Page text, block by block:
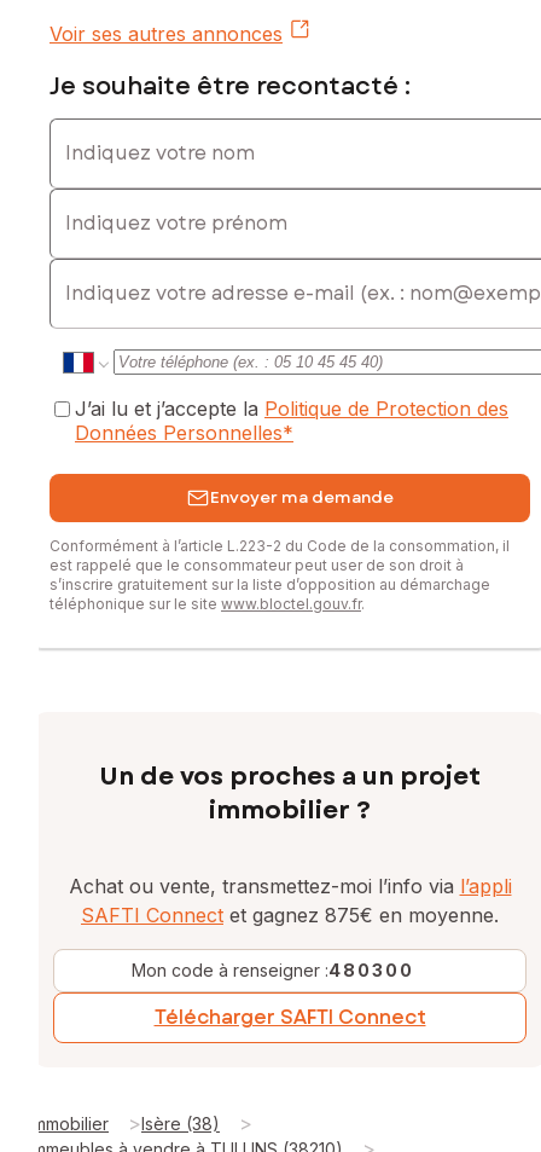
Voir ses autres annonces
Je souhaite être recontacté :
Indiquez votre nom
Indiquez votre prénom
E-mail
J’ai lu et j’accepte la Politique de Protection des
Données Personnelles*
Envoyer ma demande
Conformément à l’article L.223-2 du Code de la consommation, il
est rappelé que le consommateur peut user de son droit à
s’inscrire gratuitement sur la liste d’opposition au démarchage
téléphonique sur le site www.bloctel.gouv.fr.
Un de vos proches a un projet
immobilier ?
Achat ou vente, transmettez-moi l’info via l’appli
SAFTI Connect et gagnez 875€ en moyenne.
Mon code à renseigner :480300
Télécharger SAFTI Connect
Immobilier >Isère (38) >